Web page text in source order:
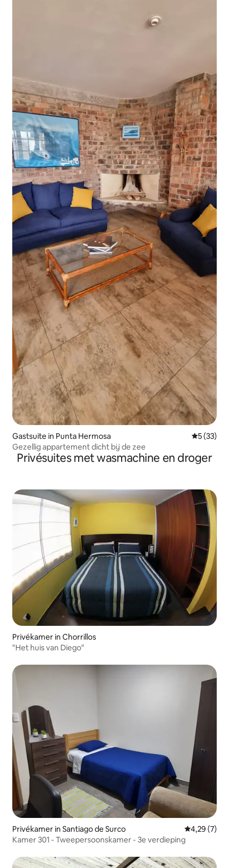
Gastsuite in Punta Hermosa
5 (33)
Gezellig appartement dicht bij de zee
Privésuites met wasmachine en droger
Privékamer in Chorrillos
"Het huis van Diego"
Privékamer in Santiago de Surco
4,29 (7)
Kamer 301 - Tweepersoonskamer - 3e verdieping